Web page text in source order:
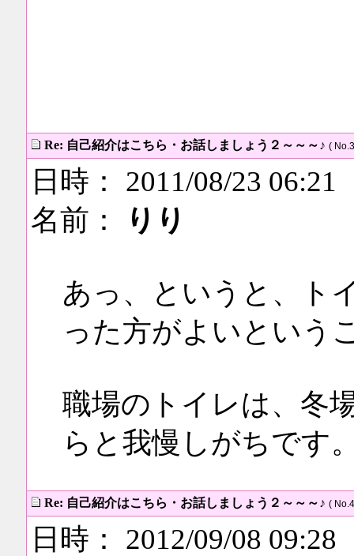
Re: 自己紹介はこちら・お話しましょう２～～～♪ (
日時： 2011/08/23 06:21
名前：
りり
あっ、というと、ト
った方がよいという
職場のトイレは、冬
らと我慢しがちです
Re: 自己紹介はこちら・お話しましょう２～～～♪ (
日時： 2012/09/08 09:28